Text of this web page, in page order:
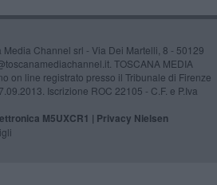
Media Channel srl - Via Dei Martelli, 8 - 50129
TOSCANA MEDIA
on line registrato presso il Tribunale di Firenze
Iscrizione ROC 22105 - C.F. e P.Iva
M5UXCR1 | Privacy Nielsen